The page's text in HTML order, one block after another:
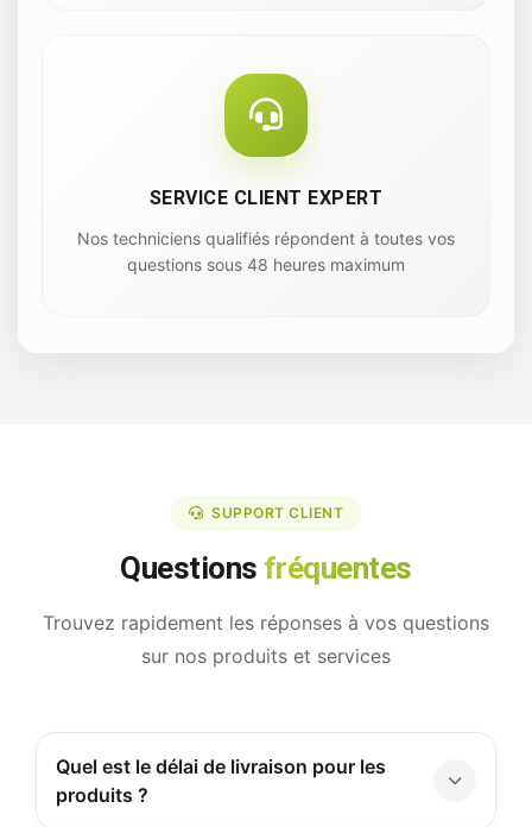
SERVICE CLIENT EXPERT
Nos techniciens qualifiés répondent à toutes vos
questions sous 48 heures maximum
SUPPORT CLIENT
Questions fréquentes
Trouvez rapidement les réponses à vos questions
sur nos produits et services
Quel est le délai de livraison pour les
produits ?